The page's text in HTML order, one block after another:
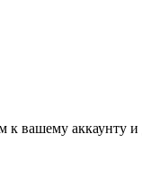
к вашему аккаунту